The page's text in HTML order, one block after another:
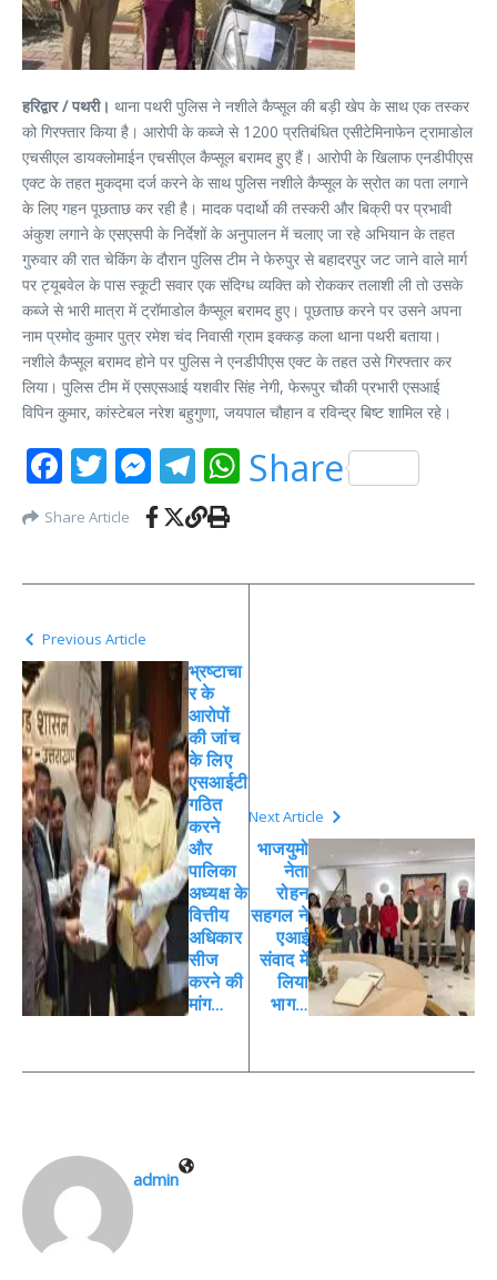
हरिद्वार / पथरी। थाना पथरी पुलिस ने नशीले कैप्सूल की बड़ी खेप के साथ एक तस्कर
को गिरफ्तार किया है। आरोपी के कब्जे से 1200 प्रतिबंधित एसीटेमिनाफेन ट्रामाडोल
एचसीएल डायक्लोमाईन एचसीएल कैप्सूल बरामद हुए हैं। आरोपी के खिलाफ एनडीपीएस
एक्ट के तहत मुकद्मा दर्ज करने के साथ पुलिस नशीले कैप्सूल के स्रोत का पता लगाने
के लिए गहन पूछताछ कर रही है। मादक पदार्थो की तस्करी और बिक्री पर प्रभावी
अंकुश लगाने के एसएसपी के निर्देशों के अनुपालन में चलाए जा रहे अभियान के तहत
गुरुवार की रात चेकिंग के दौरान पुलिस टीम ने फेरुपुर से बहादरपुर जट जाने वाले मार्ग
पर ट्यूबवेल के पास स्कूटी सवार एक संदिग्ध व्यक्ति को रोककर तलाशी ली तो उसके
कब्जे से भारी मात्रा में ट्रॉमाडोल कैप्सूल बरामद हुए। पूछताछ करने पर उसने अपना
नाम प्रमोद कुमार पुत्र रमेश चंद निवासी ग्राम इक्कड़ कला थाना पथरी बताया।
नशीले कैप्सूल बरामद होने पर पुलिस ने एनडीपीएस एक्ट के तहत उसे गिरफ्तार कर
लिया। पुलिस टीम में एसएसआई यशवीर सिंह नेगी, फेरूपुर चौकी प्रभारी एसआई
विपिन कुमार, कांस्टेबल नरेश बहुगुणा, जयपाल चौहान व रविन्द्र बिष्ट शामिल रहे।
Facebook
Twitter
Messenger
Telegram
WhatsApp
Share
Share Article
Previous Article
भ्रष्टाचा
र के
आरोपों
की जांच
के लिए
एसआईटी
गठित
करने
और
पालिका
अध्यक्ष के
वित्तीय
अधिकार
सीज
करने की
मांग…
Next Article
भाजयुमो
नेता
रोहन
सहगल ने
एआई
संवाद में
लिया
भाग…
admin